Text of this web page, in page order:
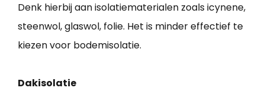
Denk hierbij aan isolatiematerialen zoals icynene,
steenwol, glaswol, folie. Het is minder effectief te
kiezen voor bodemisolatie.
Dakisolatie